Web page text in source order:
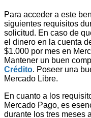
Para acceder a este
siguientes requisitos
solicitud. En caso de
el dinero en la cuenta
$1.000 por mes en
Mantener un buen
Crédito. Poseer una
Mercado Libre.
En cuanto a los
Mercado Pago, es
durante los tres meses